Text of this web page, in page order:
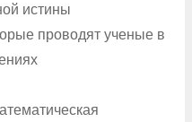
истины
проводят ученые в